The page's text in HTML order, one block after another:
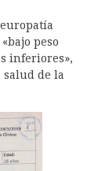
peso
inferiores»,
de la